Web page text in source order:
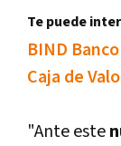
Te puede
BIND
Caja de
"Ante este